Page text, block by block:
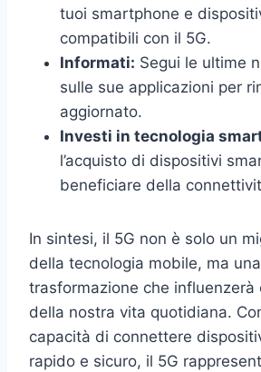
tuoi smartphone e
compatibili con il 5G.
Informati: Segui le ultime
sulle sue applicazioni per
aggiornato.
Investi in tecnologia
l’acquisto di dispositivi
beneficiare della
In sintesi, il 5G non è solo un
della tecnologia mobile, ma
trasformazione che influenzerà
della nostra vita quotidiana.
capacità di connettere
rapido e sicuro, il 5G